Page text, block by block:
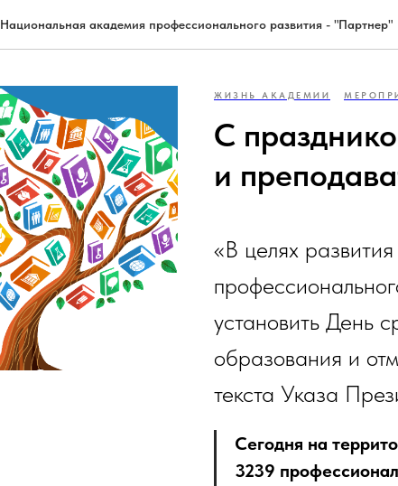
Национальная академия профессионального развития - "Партнер"
ЖИЗНЬ АКАДЕМИИ
С
и
«В целях
установить День
образования и
текста Указа
Сегодня на
3239